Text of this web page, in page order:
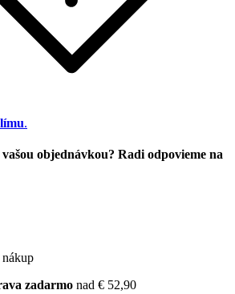
.
objednávkou? Radi odpovieme na
zadarmo nad € 52,90